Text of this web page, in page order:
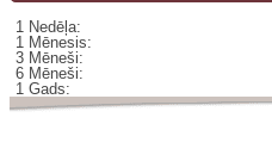
1 Nedēļa:
1 Mēnesis:
3 Mēneši:
6 Mēneši:
1 Gads: